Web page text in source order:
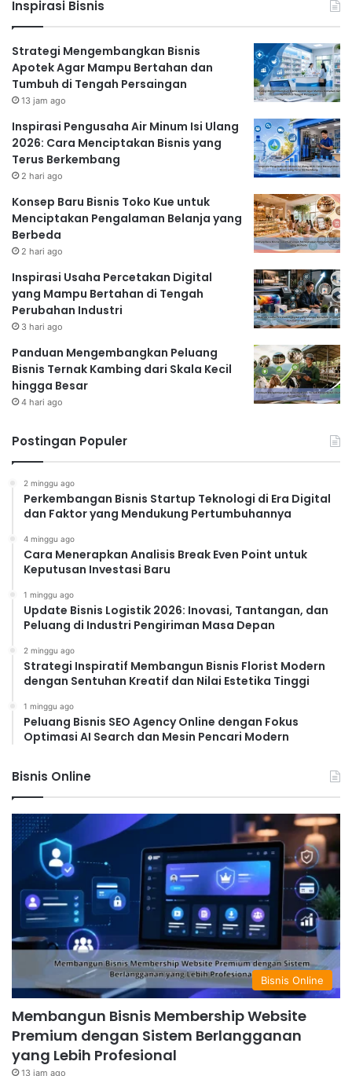
Inspirasi Bisnis
Strategi Mengembangkan Bisnis
Apotek Agar Mampu Bertahan dan
Tumbuh di Tengah Persaingan
13 jam ago
Inspirasi Pengusaha Air Minum Isi Ulang
2026: Cara Menciptakan Bisnis yang
Terus Berkembang
2 hari ago
Konsep Baru Bisnis Toko Kue untuk
Menciptakan Pengalaman Belanja yang
Berbeda
2 hari ago
Inspirasi Usaha Percetakan Digital
yang Mampu Bertahan di Tengah
Perubahan Industri
3 hari ago
Panduan Mengembangkan Peluang
Bisnis Ternak Kambing dari Skala Kecil
hingga Besar
4 hari ago
Postingan Populer
2 minggu ago
Perkembangan Bisnis Startup Teknologi di Era Digital
dan Faktor yang Mendukung Pertumbuhannya
4 minggu ago
Cara Menerapkan Analisis Break Even Point untuk
Keputusan Investasi Baru
1 minggu ago
Update Bisnis Logistik 2026: Inovasi, Tantangan, dan
Peluang di Industri Pengiriman Masa Depan
2 minggu ago
Strategi Inspiratif Membangun Bisnis Florist Modern
dengan Sentuhan Kreatif dan Nilai Estetika Tinggi
1 minggu ago
Peluang Bisnis SEO Agency Online dengan Fokus
Optimasi AI Search dan Mesin Pencari Modern
Bisnis Online
Bisnis Online
Membangun Bisnis Membership Website
Premium dengan Sistem Berlangganan
yang Lebih Profesional
13 jam ago